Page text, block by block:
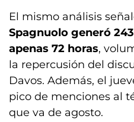
El mismo análisis
Spagnuolo generó
apenas 72 horas,
la repercusión del
Davos. Además, el
pico de menciones al
que va de agosto.